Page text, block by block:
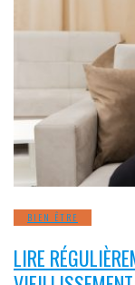
BIEN ÊTRE
LIRE